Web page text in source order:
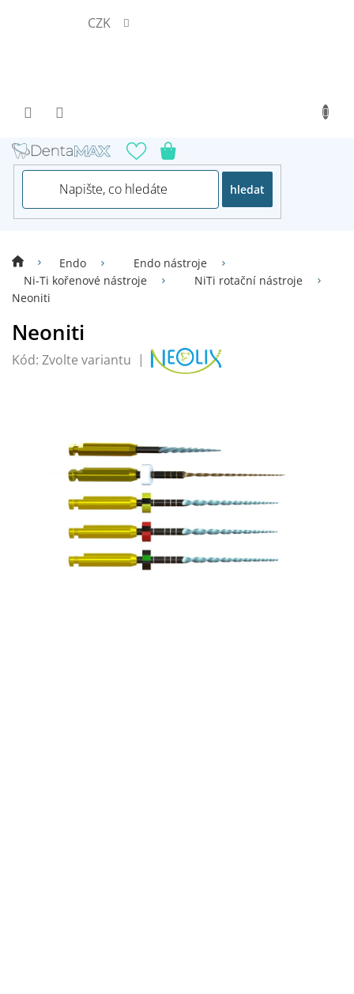
CZK
hledat
Endo
Endo nástroje
Ni-Ti kořenové nástroje
NiTi rotační nástroje
Neoniti
Neoniti
Kód: Zvolte variantu